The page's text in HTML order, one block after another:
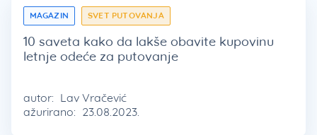
MAGAZIN SVET PUTOVANJA
10 saveta kako da lakše obavite kupovinu
letnje odeće za putovanje
autor: Lav Vračević
ažurirano: 23.08.2023.